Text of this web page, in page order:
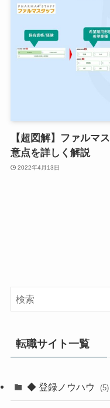
【超図解】ファルマ
意点を詳しく解説
2022年4月13日
転職サイト一覧
◆ 登録ノウハウ (5)